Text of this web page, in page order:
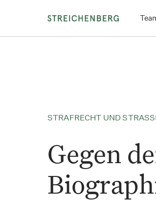
STRAFRECHT UND
Gegen